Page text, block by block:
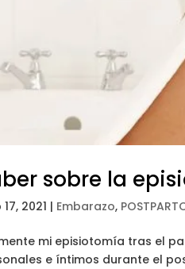
sobre la
17, 2021 | Embarazo,
mi episiotomía tras el
e íntimos durante el